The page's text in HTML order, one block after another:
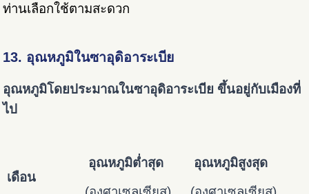
ท่านเลือกใช้ตามสะดวก
13. อุณหภูมิในซาอุดิอาระเบีย
อุณหภูมิโดยประมาณในซาอุดิอาระเบีย ขึ้นอยู่กับเมืองที่
ไป
เดือน
อุณหภูมิต่ำสุด
อุณหภูมิสูงสุด